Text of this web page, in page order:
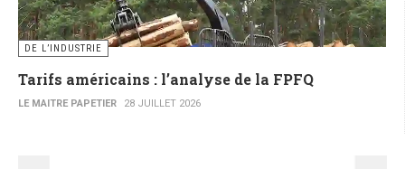
DE L’INDUSTRIE
Tarifs américains : l’analyse de la FPFQ
LE MAITRE PAPETIER 28 JUILLET 2026